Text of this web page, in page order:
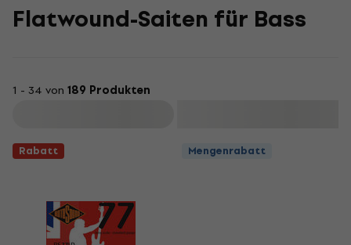
Flatwound-Saiten für Bass
1 - 34 von 189 Produkten
Rabatt Mengenrabatt